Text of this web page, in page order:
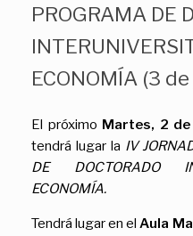
PROGRAMA DE
ECONOMÍA (3
El próximo Martes, 2 de
tendrá lugar la IV
DE DOCTORADO
ECONOMÍA.
Tendrá lugar en elAula